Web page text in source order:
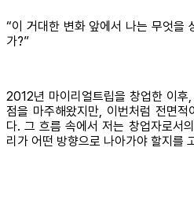
“이 거대한 변화 앞에서 나는 무엇을
가?”
2012년 마이리얼트립을 창업한 이
점을 마주해왔지만, 이번처럼 전면
다. 그 흐름 속에서 저는 창업자로서
리가 어떤 방향으로 나아가야 할지를